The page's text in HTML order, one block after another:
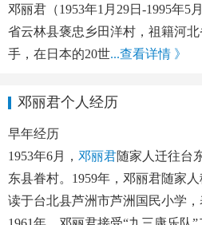
邓丽君（1953年1月29日-1995年5
省云林县褒忠乡田洋村，祖籍河
手，在日本的20世...查看详情 》
邓丽君个人经历
早年经历
1953年6月， 邓丽君随家人迁往台
东县眷村。 1959年，邓丽君随家
读于台北县芦洲市芦洲国民小学，